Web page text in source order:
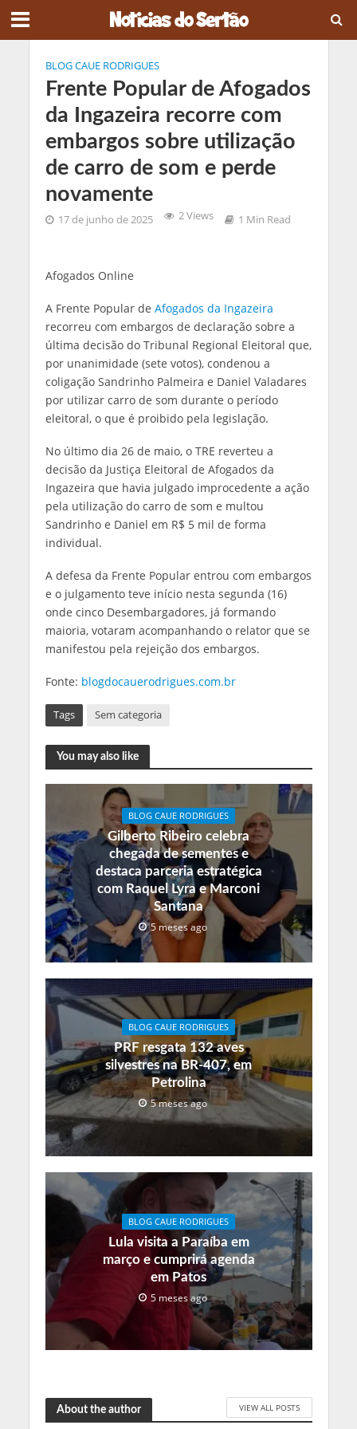
BLOG CAUE RODRIGUES
Frente Popular de Afogados
da Ingazeira recorre com
embargos sobre utilização
de carro de som e perde
novamente
17 de junho de 2025 2 Views 1 Min Read
Afogados Online
A Frente Popular de Afogados da Ingazeira
recorreu com embargos de declaração sobre a
última decisão do Tribunal Regional Eleitoral que,
por unanimidade (sete votos), condenou a
coligação Sandrinho Palmeira e Daniel Valadares
por utilizar carro de som durante o período
eleitoral, o que é proibido pela legislação.
No último dia 26 de maio, o TRE reverteu a
decisão da Justiça Eleitoral de Afogados da
Ingazeira que havia julgado improcedente a ação
pela utilização do carro de som e multou
Sandrinho e Daniel em R$ 5 mil de forma
individual.
A defesa da Frente Popular entrou com embargos
e o julgamento teve início nesta segunda (16)
onde cinco Desembargadores, já formando
maioria, votaram acompanhando o relator que se
manifestou pela rejeição dos embargos.
Fonte: blogdocauerodrigues.com.br
Tags Sem categoria
You may also like
BLOG CAUE RODRIGUES
Gilberto Ribeiro celebra
chegada de sementes e
destaca parceria estratégica
com Raquel Lyra e Marconi
Santana
5 meses ago
BLOG CAUE RODRIGUES
PRF resgata 132 aves
silvestres na BR-407, em
Petrolina
5 meses ago
BLOG CAUE RODRIGUES
Lula visita a Paraíba em
março e cumprirá agenda
em Patos
5 meses ago
About the author VIEW ALL POSTS